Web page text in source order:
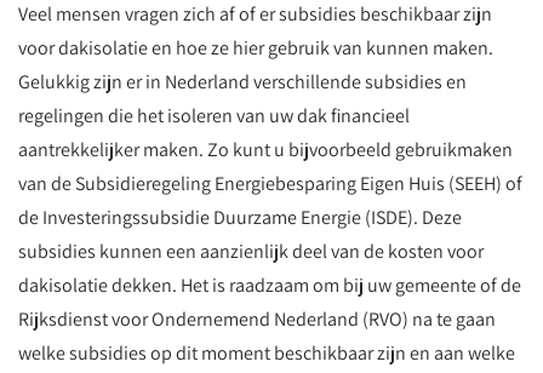
Veel mensen vragen zich af of er subsidies beschikbaar zijn
voor dakisolatie en hoe ze hier gebruik van kunnen maken.
Gelukkig zijn er in Nederland verschillende subsidies en
regelingen die het isoleren van uw dak financieel
aantrekkelijker maken. Zo kunt u bijvoorbeeld gebruikmaken
van de Subsidieregeling Energiebesparing Eigen Huis (SEEH) of
de Investeringssubsidie Duurzame Energie (ISDE). Deze
subsidies kunnen een aanzienlijk deel van de kosten voor
dakisolatie dekken. Het is raadzaam om bij uw gemeente of de
Rijksdienst voor Ondernemend Nederland (RVO) na te gaan
welke subsidies op dit moment beschikbaar zijn en aan welke